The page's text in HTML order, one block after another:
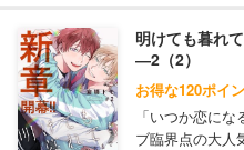
明けても暮れ
―2（2）
お得な120ポイ
「いつか恋に
ブ臨界点の大人